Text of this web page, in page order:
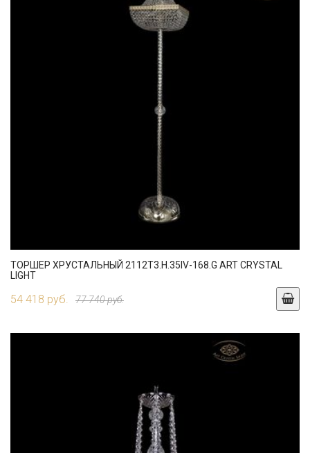
ТОРШЕР ХРУСТАЛЬНЫЙ 2112T3.H.35IV-168.G ART CRYSTAL
LIGHT
54 418 руб. 77 740 руб.